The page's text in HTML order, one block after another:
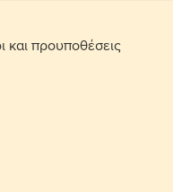
και προυποθέσεις